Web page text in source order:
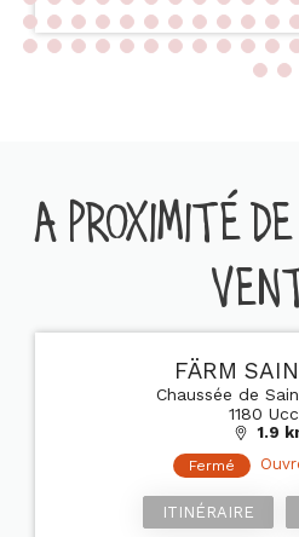
A PROXIMITÉ
FÄRM
Chaussée de
1180
1.9
Fermé
ITINÉRAIRE